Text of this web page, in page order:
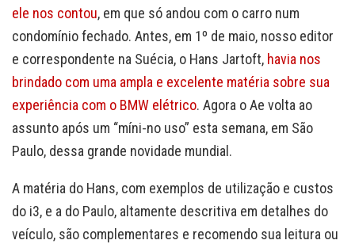
ele nos contou, em que só andou com o carro num
condomínio fechado. Antes, em 1º de maio, nosso editor
e correspondente na Suécia, o Hans Jartoft, havia nos
brindado com uma ampla e excelente matéria sobre sua
experiência com o BMW elétrico. Agora o Ae volta ao
assunto após um “míni-no uso” esta semana, em São
Paulo, dessa grande novidade mundial.
A matéria do Hans, com exemplos de utilização e custos
do i3, e a do Paulo, altamente descritiva em detalhes do
veículo, são complementares e recomendo sua leitura ou